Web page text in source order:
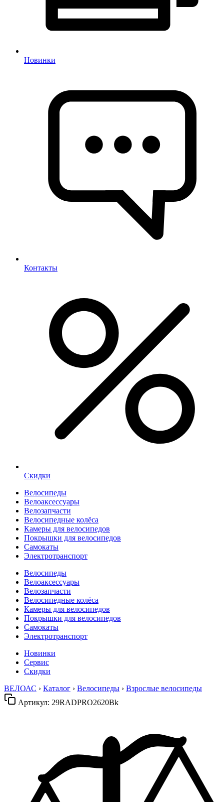
Новинки
Контакты
Скидки
Велосипеды
Велоаксессуары
Велозапчасти
Велосипедные колёса
Камеры для велосипедов
Покрышки для велосипедов
Самокаты
Электротранспорт
Велосипеды
Велоаксессуары
Велозапчасти
Велосипедные колёса
Камеры для велосипедов
Покрышки для велосипедов
Самокаты
Электротранспорт
Новинки
Сервис
Скидки
ВЕЛОАС › Каталог › Велосипеды › Взрослые велосипеды
Артикул: 29RADPRO2620Bk